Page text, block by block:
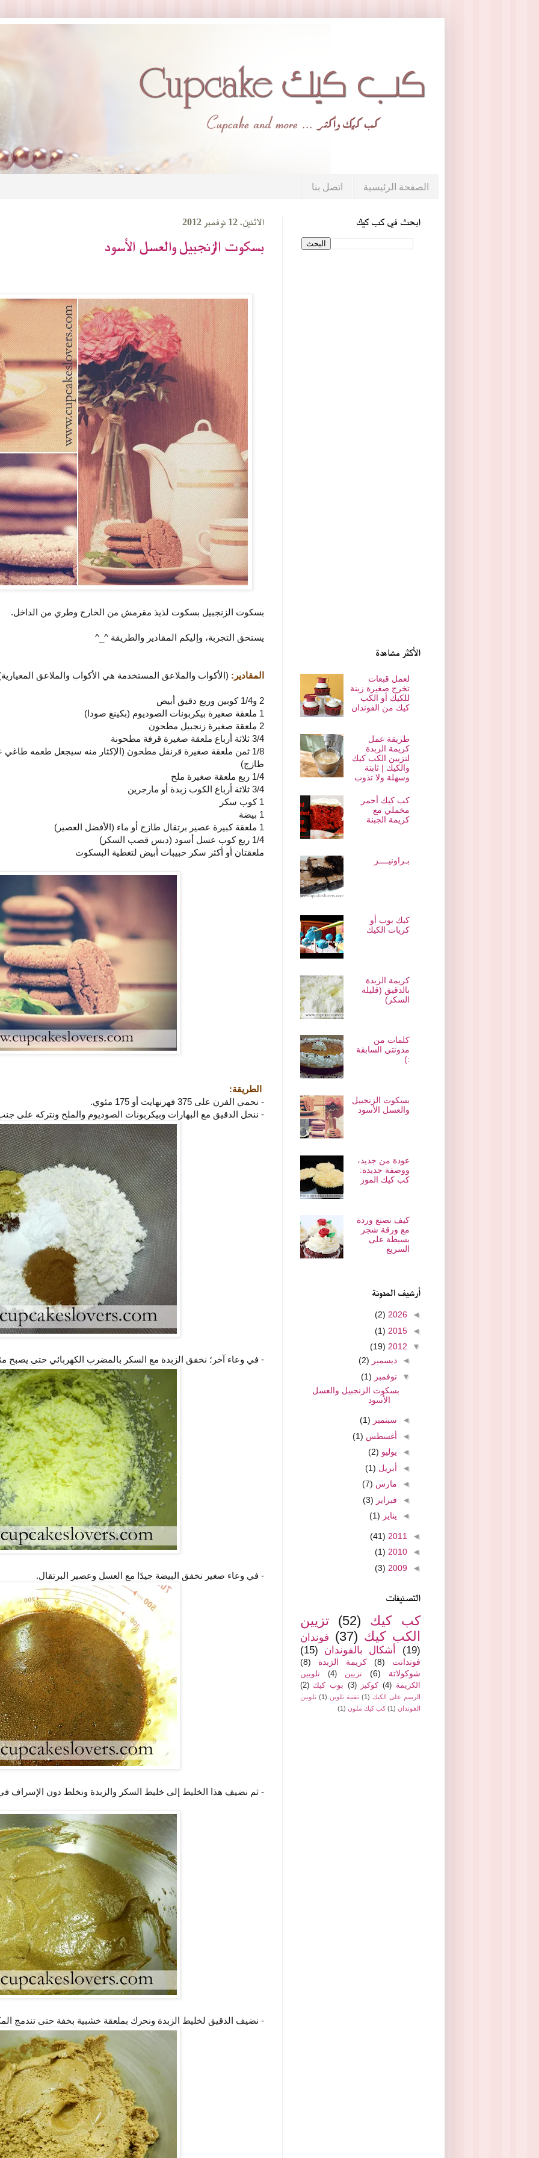
الصفحة الرئيسية اتصل بنا
الاثنين، 12 نوفمبر 2012
بسكوت الزنجبيل والعسل الأسود
بسكوت الزنجبيل بسكوت لذيذ مقرمش من الخارج وطري من الداخل.
يستحق التجربة، وإليكم المقادير والطريقة ^_^
المقادير: (الأكواب والملاعق المستخدمة هي الأكواب والملاعق
2 و1/4 كوبين وربع دقيق أبيض
1 ملعقة صغيرة بيكربونات الصوديوم (بكينغ صودا)
2 ملعقة صغيرة زنجبيل مطحون
3/4 ثلاثة أرباع ملعقة صغيرة قرفة مطحونة
1/8 ثمن ملعقة صغيرة قرنفل مطحون (الإكثار منه سيجعل طعمه
طازج)
1/4 ربع ملعقة صغيرة ملح
3/4 ثلاثة أرباع الكوب زبدة أو مارجرين
1 كوب سكر
1 بيضة
1 ملعقة كبيرة عصير برتقال طازج أو ماء (الأفضل العصير)
1/4 ربع كوب عسل أسود (دبس قصب السكر)
ملعقتان أو أكثر سكر حبيبات أبيض لتغطية البسكوت
الطريقة:
- نحمي الفرن على 375 فهرنهايت أو 175 مئوي.
- ننخل الدقيق مع البهارات وبيكربونات الصوديوم والملح ونتركه على
- في وعاء آخر؛ نخفق الزبدة مع السكر بالمضرب الكهربائي حتى يصبح
- في وعاء صغير نخفق البيضة جيدًا مع العسل وعصير البرتقال.
- ثم نضيف هذا الخليط إلى خليط السكر والزبدة ونخلط دون الإسراف
- نضيف الدقيق لخليط الزبدة ونحرك بملعقة خشبية بخفة حتى تندمج
ابحث في كب كيك
الأكثر مشاهدة
لعمل قبعات
تخرج صغيرة زينة
للكيك أو الكب
كيك من الفوندان
طريقة عمل
كريمة الزبدة
لتزيين الكب كيك
والكيك | ثابتة
وسهلة ولا تذوب
كب كيك أحمر
مخملي مع
كريمة الجبنة
بـراونيــــز
كيك بوب أو
كريات الكيك
كريمة الزبدة
بالدقيق (قليلة
السكر)
كلمات من
مدونتي السابقة
:)
بسكوت الزنجبيل
والعسل الأسود
عودة من جديد،
ووصفة جديدة:
كب كيك الموز
كيف نصنع وردة
مع ورقة شجر
بسيطة على
السريع
أرشيف المدونة
◄
2026
(2)
◄
2015
(1)
▼
2012
(19)
◄ديسمبر (2)
▼ نوفمبر (1)
بسكوت الزنجبيل والعسل
الأسود
◄ سبتمبر (1)
◄ أغسطس (1)
◄ يوليو (2)
◄ أبريل (1)
◄ مارس (7)
◄ فبراير (3)
◄ يناير (1)
◄
2011
(41)
◄
2010
(1)
◄
2009
(3)
التصنيفات
كب كيك (52)
تزيين
الكب كيك (37)
فوندان
(19)
أشكال بالفوندان (15)
فوندانت (8) كريمة الزبدة
(8)
شوكولاتة
(6) تزيين (4)
تلويين
الكريمة (4) كوكيز (3) بوب كيك (2)
الرسم على الكيك (1) تقنية تلوين (1) تلويين
الفوندان (1) كب كيك ملون (1)